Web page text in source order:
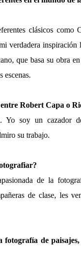
clásicos
verdadera
que basa su obra
escenas.
Robert Capa o
Yo soy un cazador
su trabajo.
de la
de clase, les
fotografía de